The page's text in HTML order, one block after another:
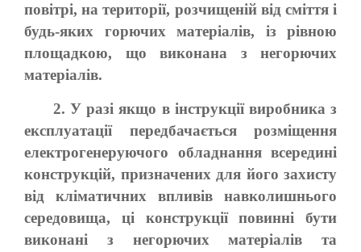
повітрі, на території, розчищеній від сміття і
будь-яких горючих матеріалів, із рівною
площадкою, що виконана з негорючих
матеріалів.
2. У разі якщо в інструкції виробника з
експлуатації передбачається розміщення
електрогенеруючого обладнання всередині
конструкцій, призначених для його захисту
від кліматичних впливів навколишнього
середовища, ці конструкції повинні бути
виконані з негорючих матеріалів та